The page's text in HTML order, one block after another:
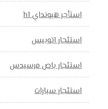
استأجر هيونداي h1
استئجار اتوبيس
استئجار باص مرسيدس
استئجار سيارات